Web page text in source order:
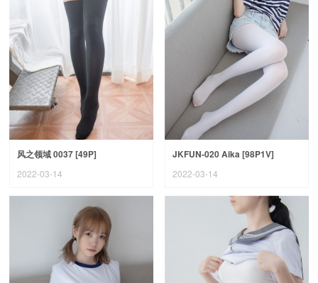
风之领域 0037 [49P]
2022-03-14
JKFUN-020 Aika [98P1V]
2022-03-14